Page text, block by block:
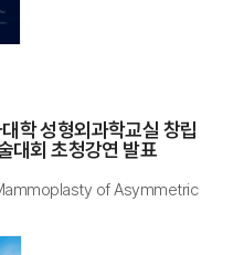
학 성형외과학교실 창립
대회 초청강연 발표
of Asymmetric